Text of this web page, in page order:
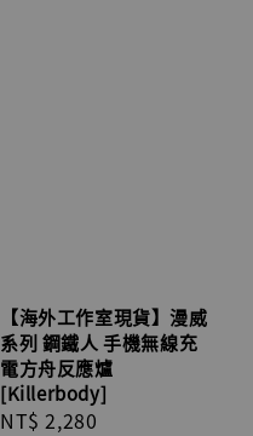
【海外工作室現貨】漫威
系列 鋼鐵人 手機無線充
電方舟反應爐
[Killerbody]
Regular
NT$ 2,280